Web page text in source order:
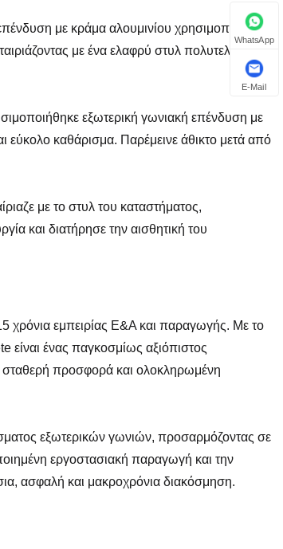
με κράμα αλουμινίου χρησιμοποιήθηκε
με ένα ελαφρύ στυλ πολυτελείας. Δεν
εξωτερική γωνιακή επένδυση με
εύκολο καθάρισμα. Παρέμεινε άθικτο μετά από
με το στυλ του καταστήματος,
και διατήρησε την αισθητική του
χρόνια εμπειρίας Ε&Α και παραγωγής. Με το
είναι ένας παγκοσμίως αξιόπιστος
σταθερή προσφορά και ολοκληρωμένη
εξωτερικών γωνιών, προσαρμόζοντας σε
εργοστασιακή παραγωγή και την
ασφαλή και μακροχρόνια διακόσμηση.
WhatsApp
E-Mail